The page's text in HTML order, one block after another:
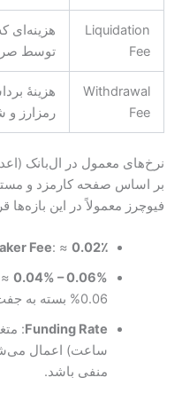
Liquidation
Fee
هزینه‌ای
توسط
Withdrawal
Fee
هزینهٔ
رمزارز و
نرخ‌های معمول در ال‌بانک
بر اساس صفحه کارمزد و
فیوچرز معمولاً در این بازه‌ها
Fee: ≈0.02٪
≈0.04% – 0.06%
0.06% بسته به جفت و شرایط)
Funding Rate
ساعت) اعمال
منفی باشد.